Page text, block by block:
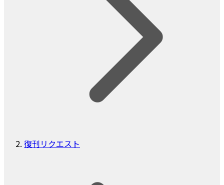
復刊リクエスト